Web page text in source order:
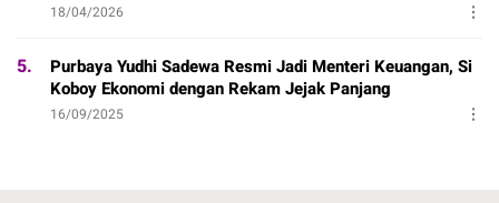
18/04/2026
5.
Purbaya Yudhi Sadewa Resmi Jadi Menteri Keuangan, Si
Koboy Ekonomi dengan Rekam Jejak Panjang
16/09/2025